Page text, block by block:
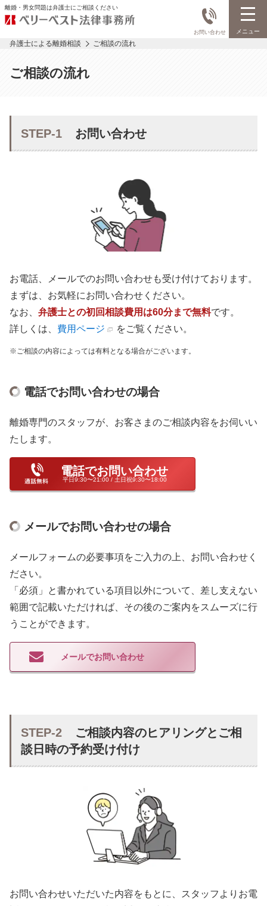
離婚・男女問題は弁護士にご相談ください
お問い合わせ メニュー
弁護士による離婚相談 ご相談の流れ
ご相談の流れ
STEP-1 お問い合わせ
お電話、メールでのお問い合わせも受け付けております。
まずは、お気軽にお問い合わせください。
なお、 弁護士との初回相談費用は60分まで無料です。
詳しくは、 費用ページ をご覧ください。
ご相談の内容によっては有料となる場合がございます。
電話でお問い合わせの場合
離婚専門のスタッフが、お客さまのご相談内容をお伺いい
たします。
電話でお問い合わせ
平日9:30〜21:00 / 土日祝9:30〜18:00
メールでお問い合わせの場合
メールフォームの必要事項をご入力の上、お問い合わせく
ださい。
「必須」と書かれている項目以外について、差し支えない
範囲で記載いただければ、その後のご案内をスムーズに行
うことができます。
メールでお問い合わせ
STEP-2
ご相談内容のヒアリングとご相
談日時の予約受け付け
お問い合わせいただいた内容をもとに、スタッフよりお電